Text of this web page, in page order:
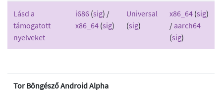
Lásd a
támogatott
nyelveket
i686 (sig) /
x86_64 (sig)
Universal
(sig)
x86_64 (sig)
/ aarch64
(sig)
Tor Böngésző Android Alpha